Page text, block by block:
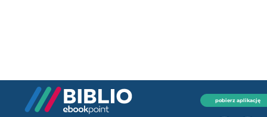
pobierz aplikację